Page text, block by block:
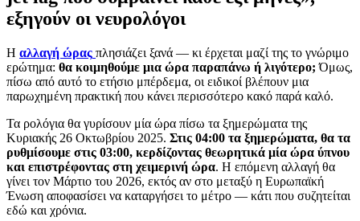
εξηγούν οι νευρολόγοι
Η αλλαγή ώρας πλησιάζει ξανά — κι έρχεται μαζί της το γνώριμο
ερώτημα: θα κοιμηθούμε μια ώρα παραπάνω ή λιγότερο; Όμως,
πίσω από αυτό το ετήσιο μπέρδεμα, οι ειδικοί βλέπουν μια
παρωχημένη πρακτική που κάνει περισσότερο κακό παρά καλό.
Τα ρολόγια θα γυρίσουν μία ώρα πίσω τα ξημερώματα της
Κυριακής 26 Οκτωβρίου 2025. Στις 04:00 τα ξημερώματα, θα τα
ρυθμίσουμε στις 03:00, κερδίζοντας θεωρητικά μία ώρα ύπνου
και επιστρέφοντας στη χειμερινή ώρα. Η επόμενη αλλαγή θα
γίνει τον Μάρτιο του 2026, εκτός αν στο μεταξύ η Ευρωπαϊκή
Ένωση αποφασίσει να καταργήσει το μέτρο — κάτι που συζητείται
εδώ και χρόνια.